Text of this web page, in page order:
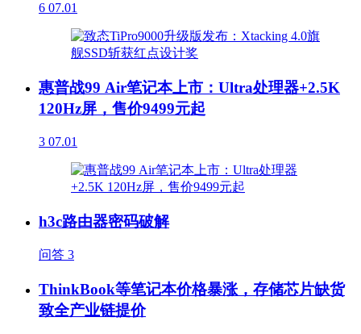
6 07.01
惠普战99 Air笔记本上市：Ultra处理器+2.5K
120Hz屏，售价9499元起
3 07.01
h3c路由器密码破解
问答 3
ThinkBook等笔记本价格暴涨，存储芯片缺货
致全产业链提价